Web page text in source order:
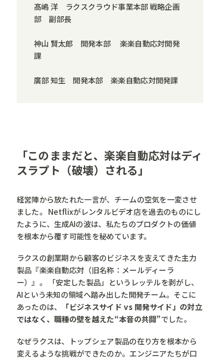
髙嶋 洋 ラクスクラウド事業本部 戦略企画
部 副部長
神山 賢太郎 開発本部 楽楽自動応対開発
課
廣部 知生 開発本部 楽楽自動応対開発課
「このままだと、楽楽自動応対はディ
スラプト（破壊）される」
経営陣から放たれた一言が、チームの空気を一変させ
ました。 Netflixがレンタルビデオ店を過去のものにし
たように、生成AIの波は、私たちのプロダクトの価値
を根本から覆す可能性を秘めています。
ラクスの創業期から顧客のビジネスを支えてきた主力
製品『楽楽自動応対（旧名称：メールディーラ
ー）』。 「安定した製品」というレッテルを剥がし、
AIという未知の領域へ踏み出した開発チーム。そこに
あったのは、
「ビジネスサイド vs 開発サイド」の対立
ではなく、職種の壁を越えた“本音の共闘”でした。
なぜラクスは、トップシェア製品の在り方を根本から
変えるような挑戦ができたのか。エンジニアたちが口